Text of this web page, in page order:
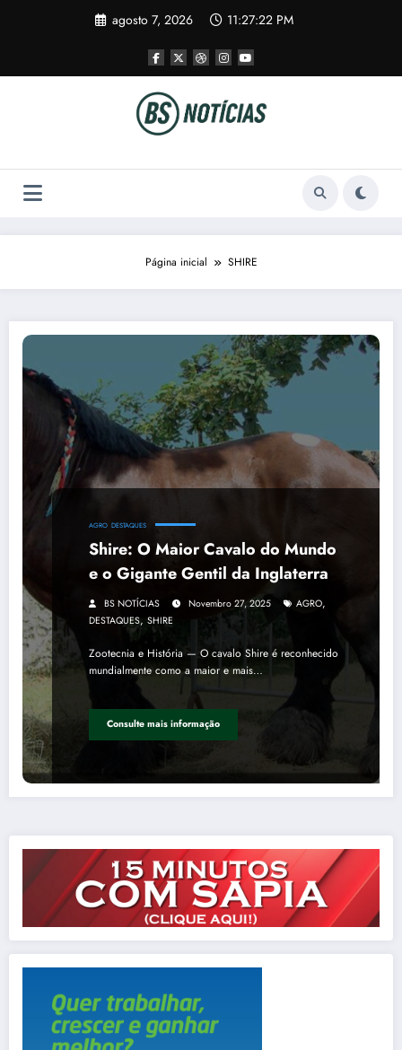
agosto 7, 2026 11:27:22 PM
Página inicial SHIRE
AGRO DESTAQUES
Shire: O Maior Cavalo do Mundo
e o Gigante Gentil da Inglaterra
BS NOTÍCIAS Novembro 27, 2025 AGRO,
DESTAQUES, SHIRE
Zootecnia e História — O cavalo Shire é reconhecido
mundialmente como a maior e mais…
Consulte mais informação